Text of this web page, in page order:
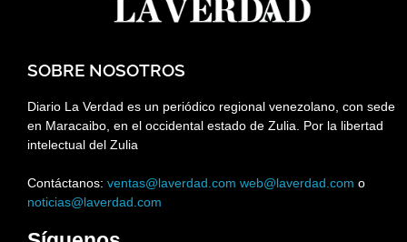
SOBRE NOSOTROS
Diario La Verdad es un periódico regional venezolano, con sede
en Maracaibo, en el occidental estado de Zulia. Por la libertad
intelectual del Zulia
Contáctanos: ventas@laverdad.com web@laverdad.com o
noticias@laverdad.com